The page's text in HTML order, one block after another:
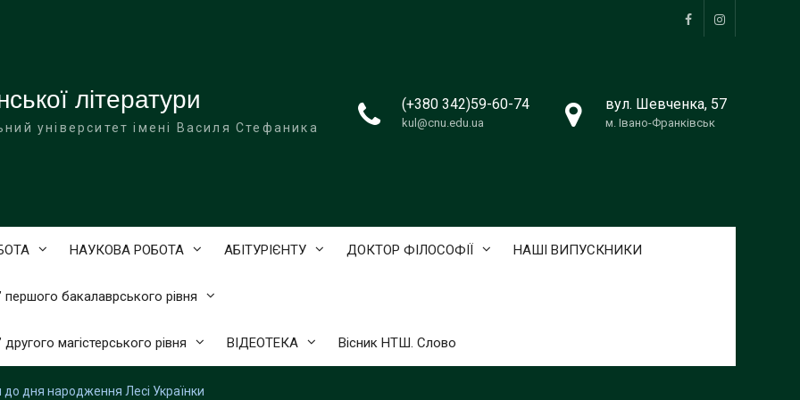
FacebookInstagram
літератури
університет імені Василя Стефаника
(+380 342)59-60-74
kul@cnu.edu.ua
вул. Шевченка, 57
м. Івано-Франківськ
НАУКОВА РОБОТА АБІТУРІЄНТУ ДОКТОР ФІЛОСОФІЇ НАШІ ВИПУСКНИКИ
першого бакалаврського рівня
магістерського рівня ВІДЕОТЕКА Вісник НТШ. Слово
до дня народження Лесі Українки